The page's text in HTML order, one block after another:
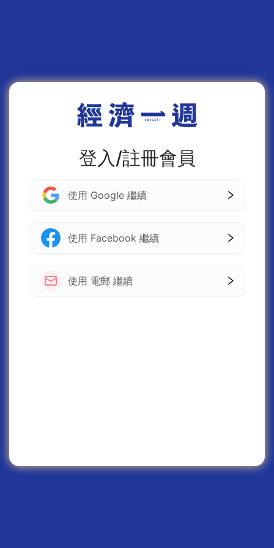
登入/註冊會員
使用 Google 繼續
使用 Facebook 繼續
使用 電郵 繼續